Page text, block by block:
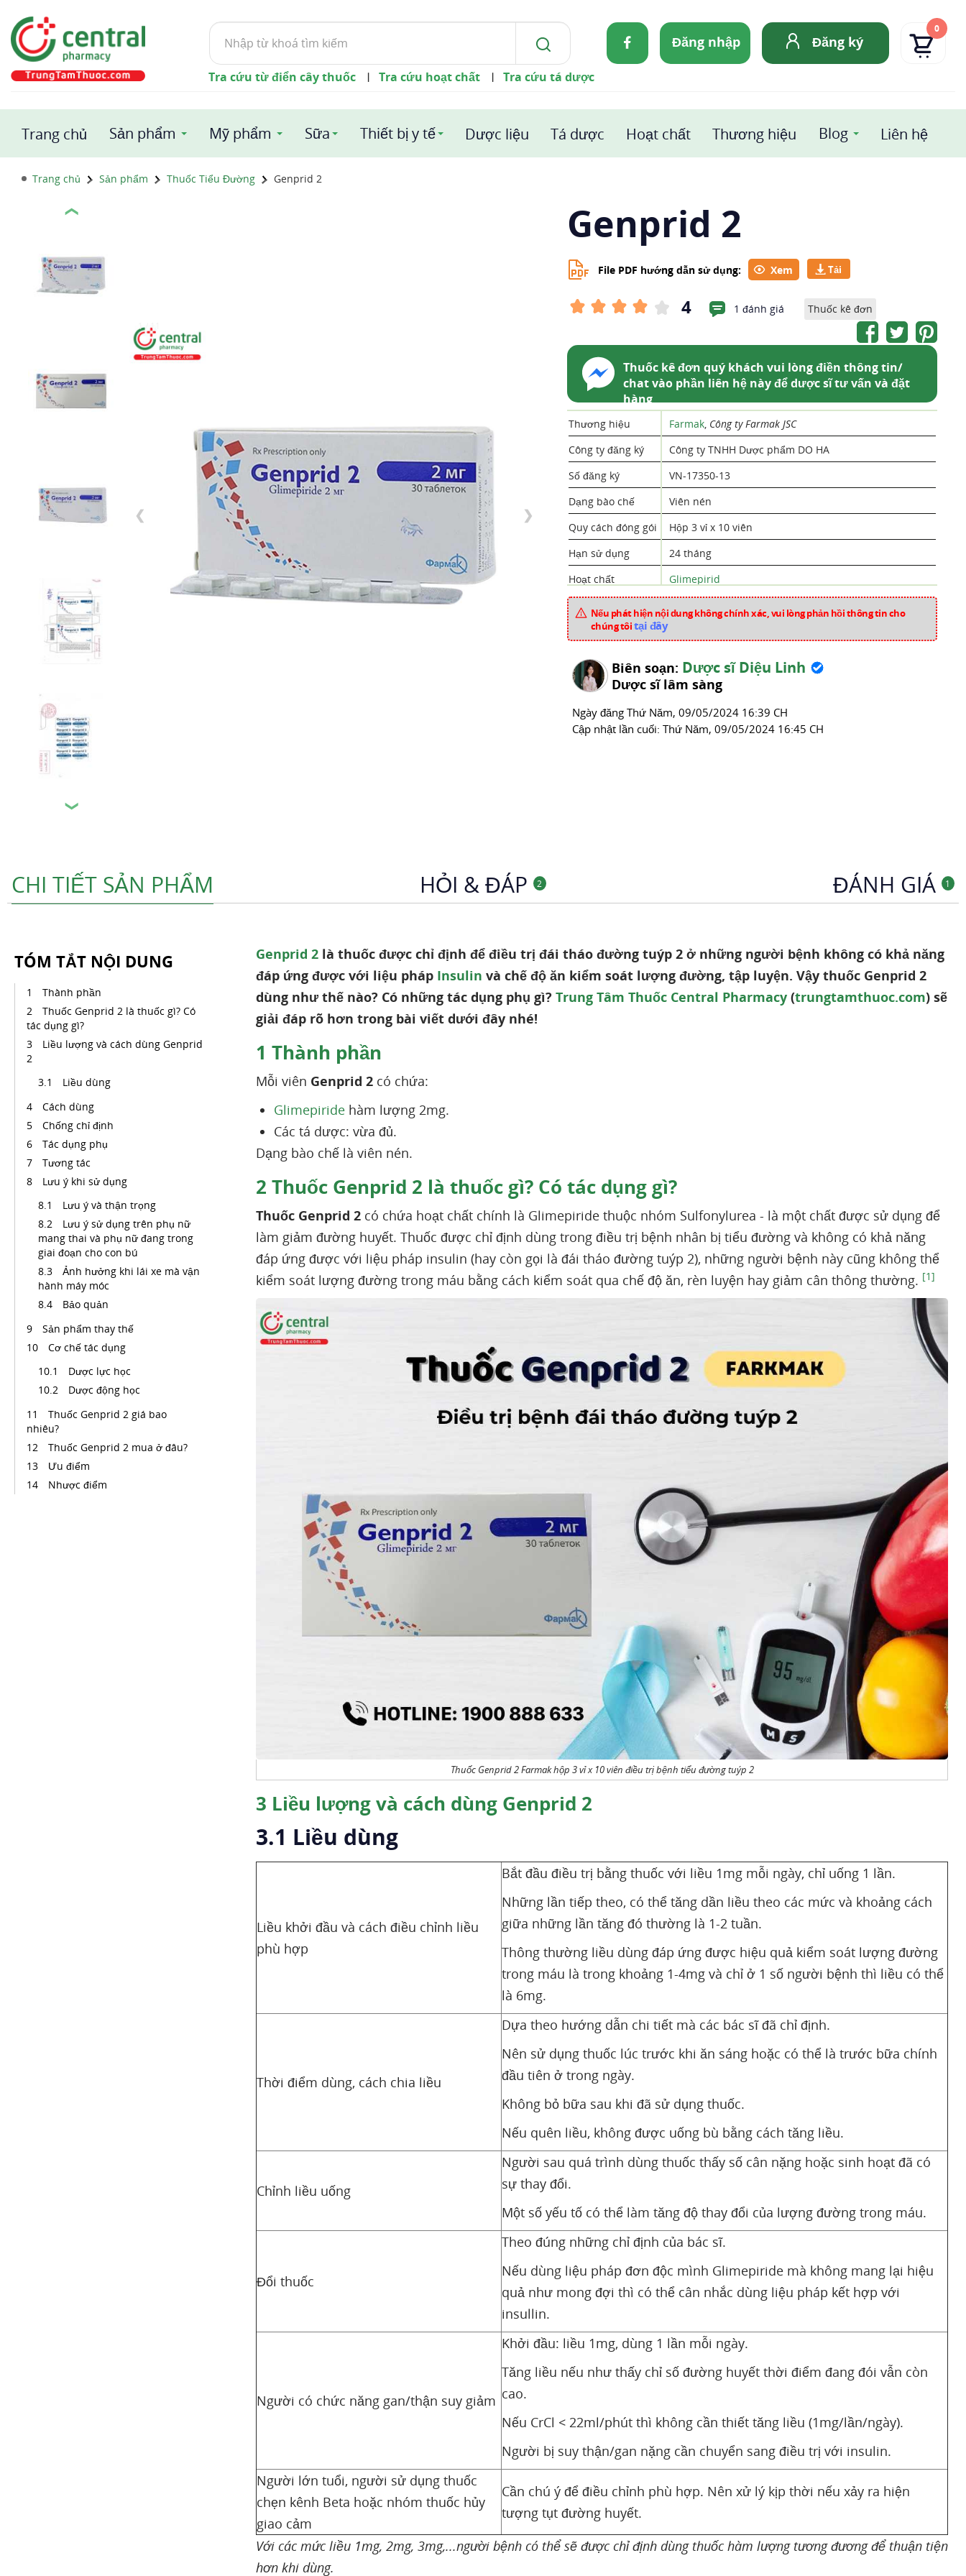
Tìm
kiếm
Đăng nhập Đăng ký
0
Tra cứu từ điển cây thuốc | Tra cứu hoạt chất | Tra cứu tá dược
Trang chủ Sản phẩm Mỹ phẩm Sữa Thiết bị y tế Dược liệu Tá dược Hoạt chất Thương hiệu Blog Liên hệ
Trang chủ Sản phẩm Thuốc Tiểu Đường Genprid 2
❮
❯
1 / 11
❮ ❯
Genprid 2
File PDF hướng dẫn sử dụng: Xem
4 1 đánh giá Thuốc kê đơn
Thuốc kê đơn quý khách vui lòng điền thông tin/
chat vào phần liên hệ này để dược sĩ tư vấn và đặt
hàng
Thương hiệu Farmak, Công ty Farmak JSC
Công ty đăng ký
Công ty TNHH Dược phẩm DO HA
Số đăng ký
VN-17350-13
Dạng bào chế
Viên nén
Quy cách đóng gói
Hộp 3 vỉ x 10 viên
Hạn sử dụng
24 tháng
Hoạt chất
Glimepirid
Xuất xứ
Mã sản phẩm
Chuyên mục
Nếu phát hiện nội dung không chính xác, vui lòng phản hồi thông tin cho
chúng tôitại đây
Biên soạn: Dược sĩ Diệu Linh
Dược sĩ lâm sàng
Ngày đăng Thứ Năm, 09/05/2024 16:39 CH
Cập nhật lần cuối: Thứ Năm, 09/05/2024 16:45 CH
CHI TIẾT SẢN PHẨM HỎI & ĐÁP 2 ĐÁNH GIÁ 1
TÓM TẮT NỘI DUNG
Thành phần
Thuốc Genprid 2 là thuốc gì? Có
tác dụng gì?
Liều lượng và cách dùng Genprid
2
Liều dùng
Cách dùng
Chống chỉ định
Tác dụng phụ
Tương tác
Lưu ý khi sử dụng
Lưu ý và thận trọng
Lưu ý sử dụng trên phụ nữ
mang thai và phụ nữ đang trong
giai đoạn cho con bú
Ảnh hưởng khi lái xe mà vận
hành máy móc
Bảo quản
Sản phẩm thay thế
Cơ chế tác dụng
Dược lực học
Dược động học
Thuốc Genprid 2 giá bao
nhiêu?
Thuốc Genprid 2 mua ở đâu?
Ưu điểm
Nhược điểm
Genprid 2 là thuốc được chỉ định để điều trị đái tháo đường tuýp 2 ở những người bệnh không có khả năng
đáp ứng được với liệu pháp Insulin và chế độ ăn kiểm soát lượng đường, tập luyện. Vậy thuốc Genprid 2
dùng như thế nào? Có những tác dụng phụ gì? Trung Tâm Thuốc Central Pharmacy (trungtamthuoc.com) sẽ
giải đáp rõ hơn trong bài viết dưới đây nhé!
1 Thành phần
Mỗi viên Genprid 2 có chứa:
Glimepiride hàm lượng 2mg.
Các tá dược: vừa đủ.
Dạng bào chế là viên nén.
2 Thuốc Genprid 2 là thuốc gì? Có tác dụng gì?
Thuốc Genprid 2 có chứa hoạt chất chính là Glimepiride thuộc nhóm Sulfonylurea - là một chất được sử dụng để
làm giảm đường huyết. Thuốc được chỉ định dùng trong điều trị bệnh nhân bị tiểu đường và không có khả năng
đáp ứng được với liệu pháp insulin (hay còn gọi là đái tháo đường tuýp 2), những người bệnh này cũng không thể
kiểm soát lượng đường trong máu bằng cách kiểm soát qua chế độ ăn, rèn luyện hay giảm cân thông thường. [1]
Thuốc Genprid 2 Farmak hộp 3 vỉ x 10 viên điều trị bệnh tiểu đường tuýp 2
3 Liều lượng và cách dùng Genprid 2
3.1 Liều dùng
Liều khởi đầu và cách điều chỉnh liều
phù hợp
Bắt đầu điều trị bằng thuốc với liều 1mg mỗi ngày, chỉ uống 1 lần.
Những lần tiếp theo, có thể tăng dần liều theo các mức và khoảng cách
giữa những lần tăng đó thường là 1-2 tuần.
Thông thường liều dùng đáp ứng được hiệu quả kiểm soát lượng đường
trong máu là trong khoảng 1-4mg và chỉ ở 1 số người bệnh thì liều có thể
là 6mg.
Thời điểm dùng, cách chia liều
Dựa theo hướng dẫn chi tiết mà các bác sĩ đã chỉ định.
Nên sử dụng thuốc lúc trước khi ăn sáng hoặc có thể là trước bữa chính
đầu tiên ở trong ngày.
Không bỏ bữa sau khi đã sử dụng thuốc.
Nếu quên liều, không được uống bù bằng cách tăng liều.
Chỉnh liều uống
Người sau quá trình dùng thuốc thấy số cân nặng hoặc sinh hoạt đã có
sự thay đổi.
Một số yếu tố có thể làm tăng độ thay đổi của lượng đường trong máu.
Đổi thuốc
Theo đúng những chỉ định của bác sĩ.
Nếu dùng liệu pháp đơn độc mình Glimepiride mà không mang lại hiệu
quả như mong đợi thì có thể cân nhắc dùng liệu pháp kết hợp với
insullin.
Người có chức năng gan/thận suy giảm
Khởi đầu: liều 1mg, dùng 1 lần mỗi ngày.
Tăng liều nếu như thấy chỉ số đường huyết thời điểm đang đói vẫn còn
cao.
Nếu CrCl < 22ml/phút thì không cần thiết tăng liều (1mg/lần/ngày).
Người bị suy thận/gan nặng cần chuyển sang điều trị với insulin.
Người lớn tuổi, người sử dụng thuốc
chẹn kênh Beta hoặc nhóm thuốc hủy
giao cảm
Cần chú ý để điều chỉnh phù hợp. Nên xử lý kịp thời nếu xảy ra hiện
tượng tụt đường huyết.
Với các mức liều 1mg, 2mg, 3mg,...người bệnh có thể sẽ được chỉ định dùng thuốc hàm lượng tương đương để thuận tiện
hơn khi dùng.